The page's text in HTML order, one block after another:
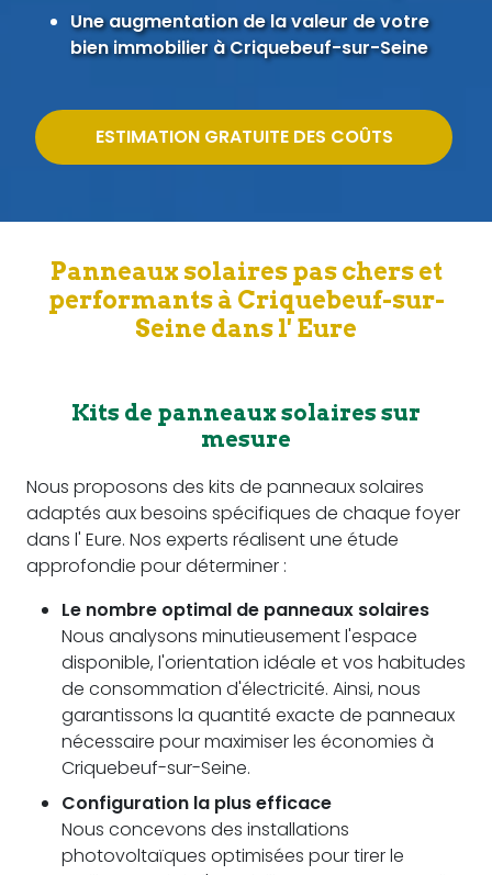
Une augmentation de la valeur de votre
bien immobilier à Criquebeuf-sur-Seine
ESTIMATION GRATUITE DES COÛTS
Panneaux solaires pas chers et
performants à Criquebeuf-sur-
Seine dans l' Eure
Kits de panneaux solaires sur
mesure
Nous proposons des kits de panneaux solaires
adaptés aux besoins spécifiques de chaque foyer
dans l' Eure. Nos experts réalisent une étude
approfondie pour déterminer :
Le nombre optimal de panneaux solaires
Nous analysons minutieusement l'espace
disponible, l'orientation idéale et vos habitudes
de consommation d'électricité. Ainsi, nous
garantissons la quantité exacte de panneaux
nécessaire pour maximiser les économies à
Criquebeuf-sur-Seine.
Configuration la plus efficace
Nous concevons des installations
photovoltaïques optimisées pour tirer le